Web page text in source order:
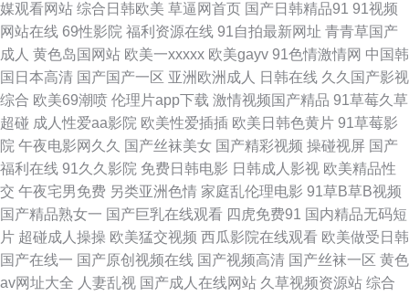
日韩欧美另类中文 91爱爱情色视频 加勒比伊人影院 尤物成人在线 九一黄色
大雷黑丝美女 亚洲av操 海角社区在线视频福利 亚洲狼人射区 豆花久久 午夜
男女很黄的视频 俺去也狼人干 色欧美色综合色天堂 Av淫四虎 日韩成人网 91
网站永久免费看 老司机福利社在线下载 91久久天堂 九草91 51福利社污 豆
花网在线观看 深夜福利高清无码 国产专区91 一区二区不卡国产网站 导航资
源网站av 色日韩在线 草莓干逼 三级黄色片子 1024学生人妻看片 欧美性爱
专区 91啪啪 日日干屄网 91综合国产 欧美在线cd人妖视频 97支援总站大香
媒观看网站 综合日韩欧美 草逼网首页 国产日韩精品91 91视频
网站在线 69性影院 福利资源在线 91自拍最新网址 青青草国产
成人 黄色岛国网站 欧美一xxxxx 欧美gayv 91色情激情网 中国韩
国日本高清 国产国产一区 亚洲欧洲成人 日韩在线 久久国产影视
综合 欧美69潮喷 伦理片app下载 激情视频国产精品 91草莓久草
超碰 成人性爱aa影院 欧美性爱插插 欧美日韩色黄片 91草莓影
院 午夜电影网久久 国产丝袜美女 国产精彩视频 操碰视屏 国产
福利在线 91久久影院 免费日韩电影 日韩成人影视 欧美精品性
交 午夜宅男免费 另类亚洲色情 家庭乱伦理电影 91草B草B视频
国产精品熟女一 国产巨乳在线观看 四虎免费91 国内精品无码短
片 超碰成人操操 欧美猛交视频 西瓜影院在线观看 欧美做受日韩
国产在线一 国产原创视频在线 国产视频高清 国产丝袜一区 黄色
av网址大全 人妻乱视 国产成人在线网站 久草视频资源站 综合